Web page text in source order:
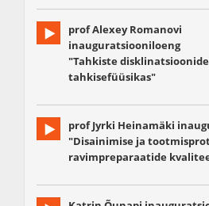
prof Alexey Romanovi
inauguratsiooniloeng
"Tahkiste
tahkisefüüsikas"
prof Jyrki Heinamäki
"Disainimise ja
ravimpreparaatide